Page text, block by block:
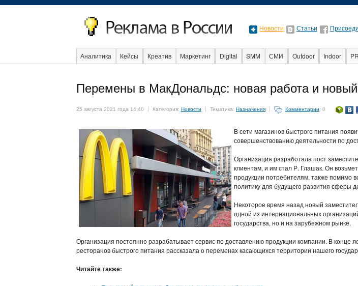
Новости Статьи
Аналитика Кейсы Креатив Маркетинг Digital SMM СМИ Outdoor Indoor PR
События
Социальная реклама Стартапы Факты Event Интервью Интернет
Перемены в МакДональдс: новая работа и
25 августа 2021 года 14:40 Категория: Новости Тематика: Назначения Комментарии: 0
В сети магазинов быстрого питания
совершенствованию деятельности по
Организация разработала пост
клиентам, и им стал Р. Глашак. Он
продукции потребителям, также помимо
политику для будущего развития сферы
Некоторое время назад новый
одной из интернациональных
государства, но и на зарубежном рынке.
Организация постоянно разрабатывает сервис по доставлению продукции компании. В конце
ресторанов быстрого питания рассказала о переменах касающихся территории нашего
Читайте также: